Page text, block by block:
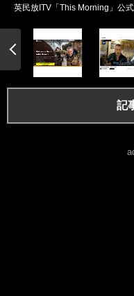
英民放ITV「This Morning」公
記